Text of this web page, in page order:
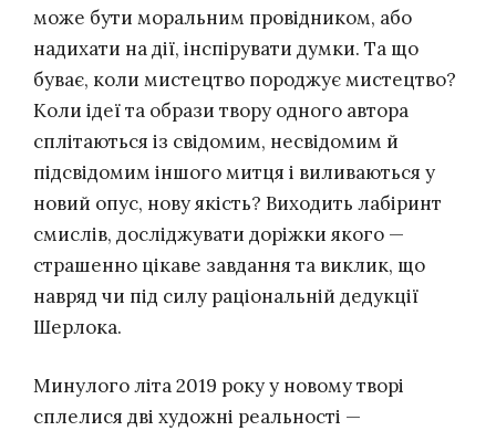
може бути моральним провідником, або
надихати на дії, інспірувати думки. Та що
буває, коли мистецтво породжує мистецтво?
Коли ідеї та образи твору одного автора
сплітаються із свідомим, несвідомим й
підсвідомим іншого митця і виливаються у
новий опус, нову якість? Виходить лабіринт
смислів, досліджувати доріжки якого —
страшенно цікаве завдання та виклик, що
навряд чи під силу раціональній дедукції
Шерлока.
Минулого літа 2019 року у новому творі
сплелися дві художні реальності —